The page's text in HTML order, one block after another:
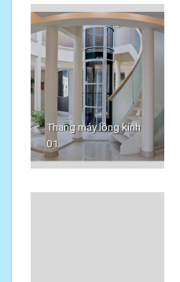
Thang máy lồng kính
01